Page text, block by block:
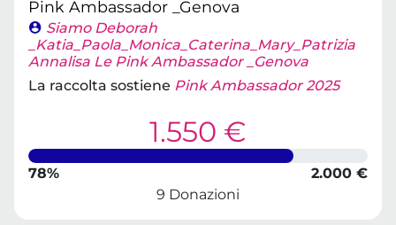
Pink Ambassador _Genova
Siamo Deborah
_Katia_Paola_Monica_Caterina_Mary_Patrizia
Annalisa Le Pink Ambassador _Genova
La raccolta sostiene Pink Ambassador 2025
1.550 €
78%
2.000 €
9 Donazioni